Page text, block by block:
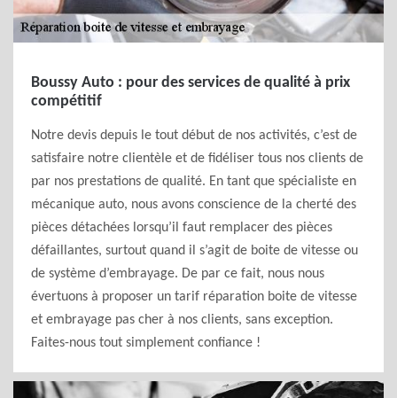
Boussy Auto : pour des services de qualité à prix
compétitif
Notre devis depuis le tout début de nos activités, c’est de
satisfaire notre clientèle et de fidéliser tous nos clients de
par nos prestations de qualité. En tant que spécialiste en
mécanique auto, nous avons conscience de la cherté des
pièces détachées lorsqu’il faut remplacer des pièces
défaillantes, surtout quand il s’agit de boite de vitesse ou
de système d’embrayage. De par ce fait, nous nous
évertuons à proposer un tarif réparation boite de vitesse
et embrayage pas cher à nos clients, sans exception.
Faites-nous tout simplement confiance !